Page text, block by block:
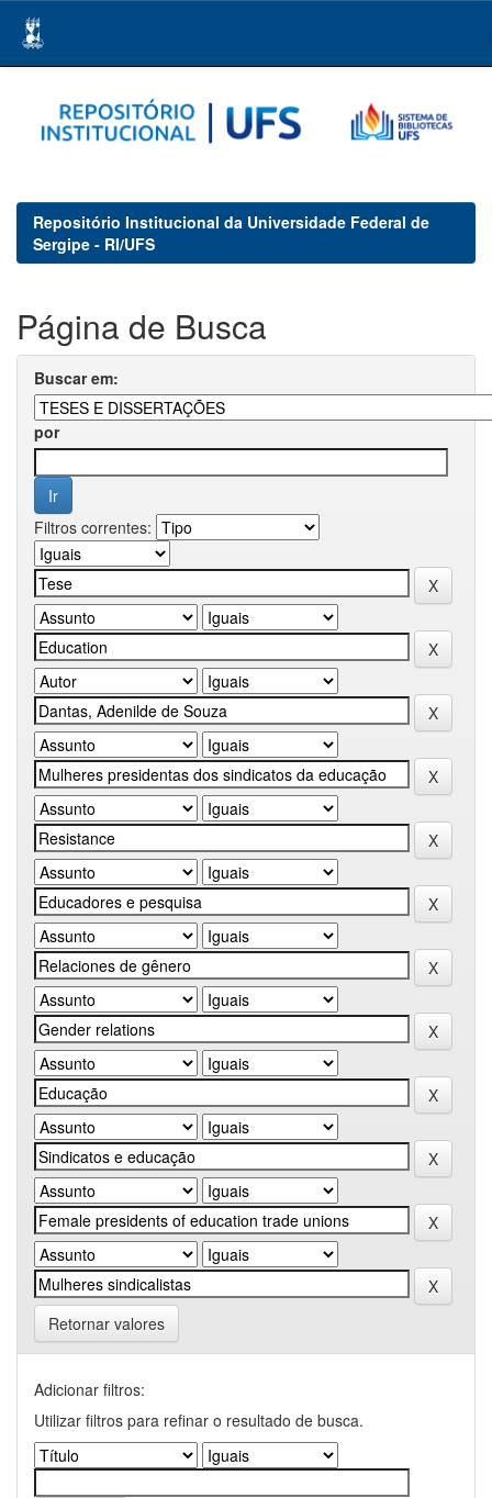
navigation
Repositório Institucional da Universidade Federal de
Sergipe - RI/UFS
Página de Busca
Buscar em:
por
Filtros correntes:
Retornar valores
Adicionar filtros:
Utilizar filtros para refinar o resultado de busca.